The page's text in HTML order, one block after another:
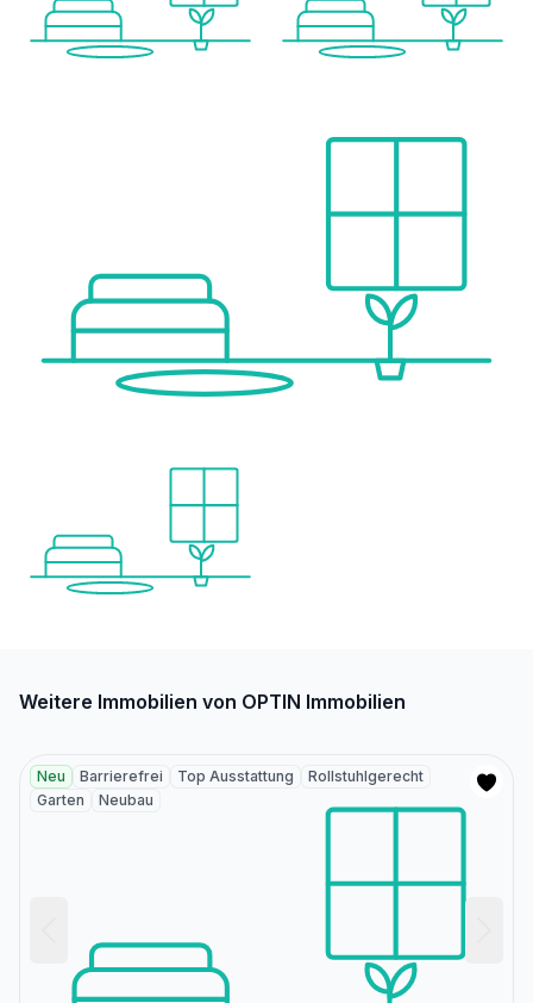
Weitere Immobilien von OPTIN Immobilien
Neu Barrierefrei Top Ausstattung
Rollstuhlgerecht
Garten
Neubau